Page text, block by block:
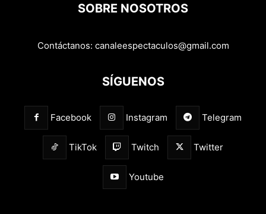
SOBRE NOSOTROS
Contáctanos: canaleespectaculos@gmail.com
SÍGUENOS
Facebook Instagram Telegram
TikTok Twitch Twitter
Youtube